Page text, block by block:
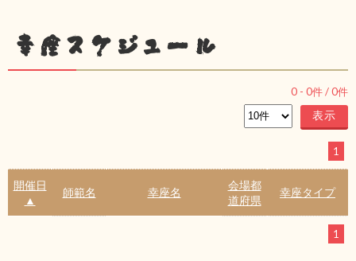
幸座スケジュール
0 - 0件 /0件
1
開催日
▲
師範名 幸座名
会場都
道府県
幸座タイプ
1